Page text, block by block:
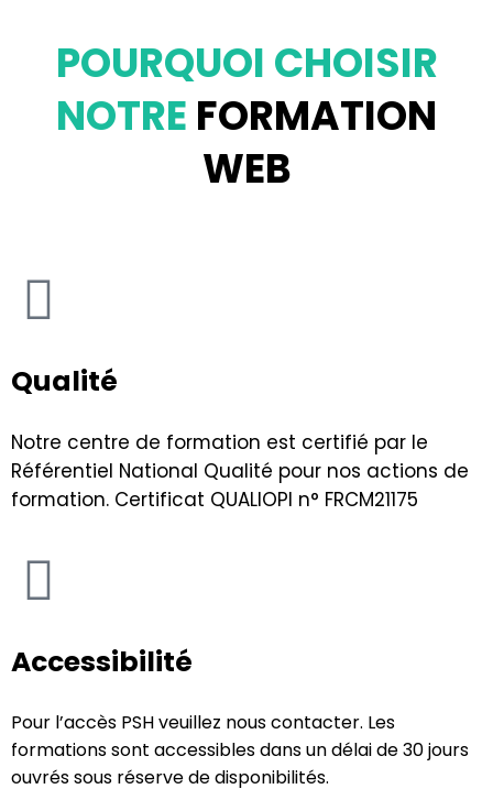
POURQUOI CHOISIR
NOTRE FORMATION
WEB
Qualité
Notre centre de formation est certifié par le
Référentiel National Qualité pour nos actions de
formation. Certificat QUALIOPI n° FRCM21175
Accessibilité
Pour l’accès PSH veuillez nous contacter. Les
formations sont accessibles dans un délai de 30 jours
ouvrés sous réserve de disponibilités.